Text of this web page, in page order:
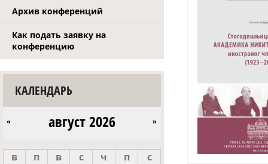
Архив конференций
Как подать заявку на
конференцию
КАЛЕНДАРЬ
август 2026
« »
в п в с ч п с